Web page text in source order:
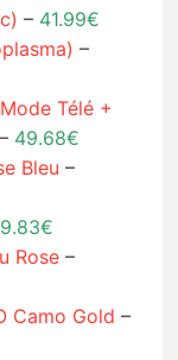
– 41.99€
–
Télé +
– 49.68€
Bleu –
Rose –
Camo Gold –